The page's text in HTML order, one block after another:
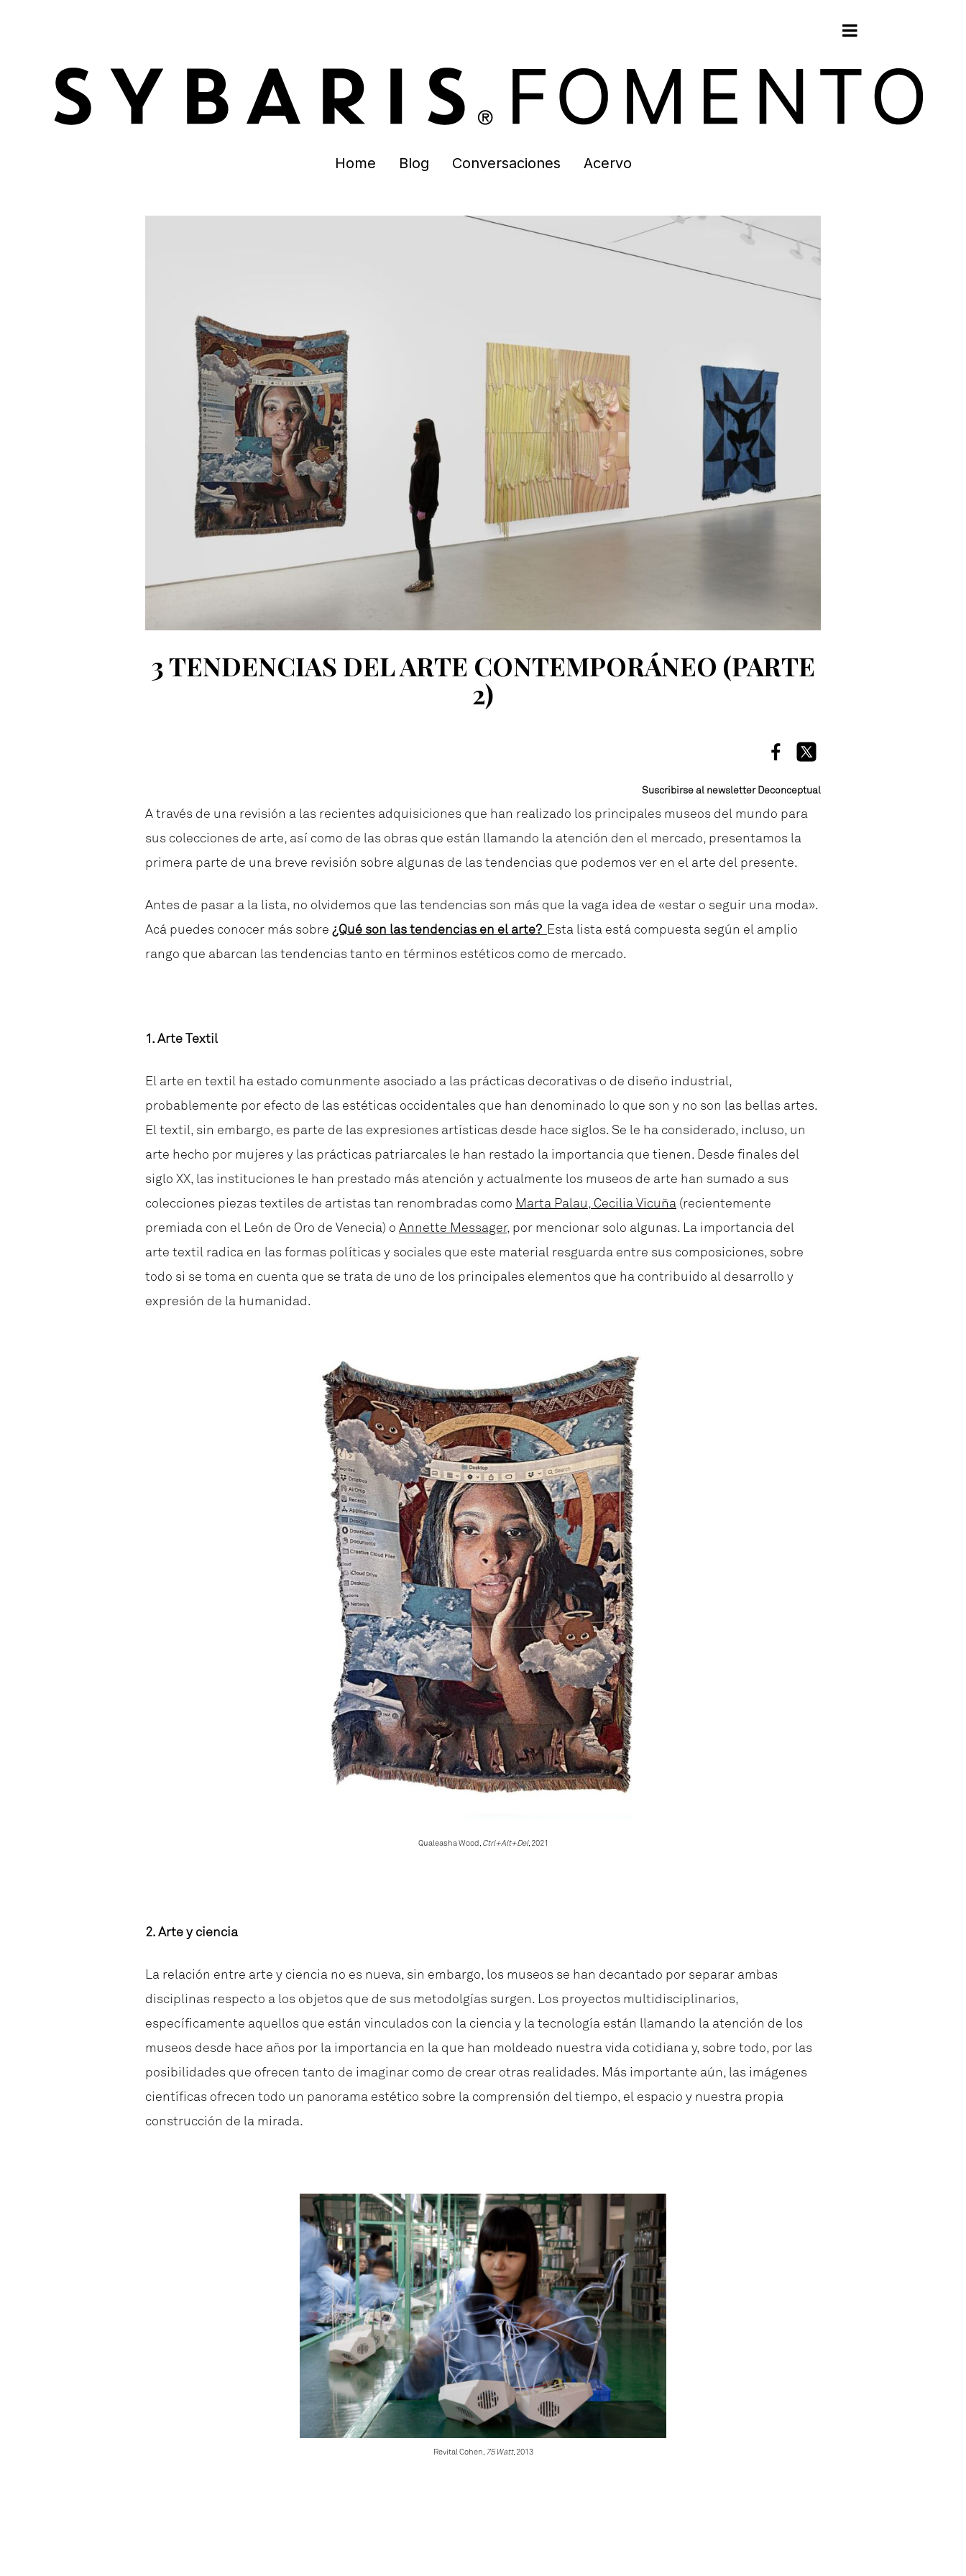
Home Blog Conversaciones Acervo
3 TENDENCIAS DEL ARTE CONTEMPORÁNEO (PARTE
2)
Suscribirse al newsletter Deconceptual
A través de una revisión a las recientes adquisiciones que han realizado los principales museos del mundo para
sus colecciones de arte, así como de las obras que están llamando la atención den el mercado, presentamos la
primera parte de una breve revisión sobre algunas de las tendencias que podemos ver en el arte del presente.
Antes de pasar a la lista, no olvidemos que las tendencias son más que la vaga idea de «estar o seguir una moda».
Acá puedes conocer más sobre ¿Qué son las tendencias en el arte? Esta lista está compuesta según el amplio
rango que abarcan las tendencias tanto en términos estéticos como de mercado.
1. Arte Textil
El arte en textil ha estado comunmente asociado a las prácticas decorativas o de diseño industrial,
probablemente por efecto de las estéticas occidentales que han denominado lo que son y no son las bellas artes.
El textil, sin embargo, es parte de las expresiones artísticas desde hace siglos. Se le ha considerado, incluso, un
arte hecho por mujeres y las prácticas patriarcales le han restado la importancia que tienen. Desde finales del
siglo XX, las instituciones le han prestado más atención y actualmente los museos de arte han sumado a sus
colecciones piezas textiles de artistas tan renombradas como Marta Palau, Cecilia Vicuña (recientemente
premiada con el León de Oro de Venecia) o Annette Messager, por mencionar solo algunas. La importancia del
arte textil radica en las formas políticas y sociales que este material resguarda entre sus composiciones, sobre
todo si se toma en cuenta que se trata de uno de los principales elementos que ha contribuido al desarrollo y
expresión de la humanidad.
Qualeasha Wood, Ctrl+Alt+Del, 2021
2. Arte y ciencia
La relación entre arte y ciencia no es nueva, sin embargo, los museos se han decantado por separar ambas
disciplinas respecto a los objetos que de sus metodolgías surgen. Los proyectos multidisciplinarios,
específicamente aquellos que están vinculados con la ciencia y la tecnología están llamando la atención de los
museos desde hace años por la importancia en la que han moldeado nuestra vida cotidiana y, sobre todo, por las
posibilidades que ofrecen tanto de imaginar como de crear otras realidades. Más importante aún, las imágenes
científicas ofrecen todo un panorama estético sobre la comprensión del tiempo, el espacio y nuestra propia
construcción de la mirada.
Revital Cohen, 75 Watt, 2013